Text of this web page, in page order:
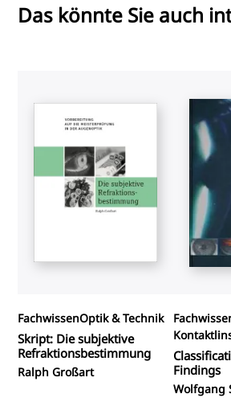
Das könnte Sie auch
FachwissenOptik & Technik
Skript: Die subjektive
Refraktionsbestimmung
Ralph Großart
Findings
Wolfgang